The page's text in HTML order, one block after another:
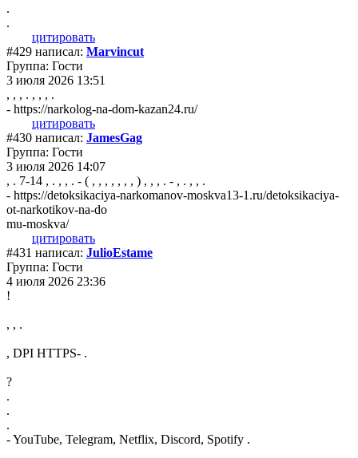
.
.
цитировать
#429 написал: Marvincut
Группа: Гости
3 июля 2026 13:51
, , , . , , , .
- https://narkolog-na-dom-kazan24.ru/
цитировать
#430 написал: JamesGag
Группа: Гости
3 июля 2026 14:07
, . 7-14 , . , , . - ( , , , , , , , ) , , , . - , . , , .
- https://detoksikaciya-narkomanov-moskva13-1.ru/detoksikaciya-
ot-narkotikov-na-do
mu-moskva/
цитировать
#431 написал: JulioEstame
Группа: Гости
4 июля 2026 23:36
!
, , .
, DPI HTTPS- .
?
.
.
.
- YouTube, Telegram, Netflix, Discord, Spotify .